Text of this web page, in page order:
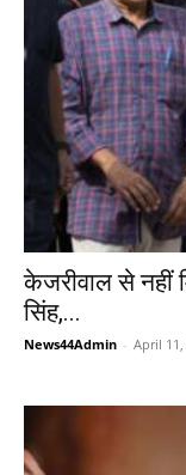
केजरीवाल से नहीं
सिंह,...
News44Admin - April 11,